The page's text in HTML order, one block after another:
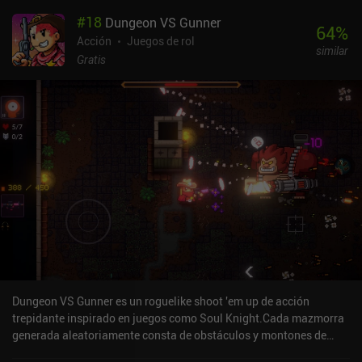
mayoría de los enemigos tienen ataques distintos que nos obligan
a estar alerta. No podemos limitarnos a pulsar el botón de ataque
y esperar lo mejor. Esto, unido a las animaciones de las
golpean, hace que el combate resulte estupendo. Cuando morimos,
volvemos a nuestro campamento, donde podemos subir de nivel a
nuestro personaje, equiparnos con nuevo equipo, desbloquear
nuevas habilidades y mejorar nuestras estadísticas. Toda esta
progresión es permanente, lo que nos permite llegar más lejos en
la siguiente partida. Endless Wander se monetiza mediante
anuncios incentivados para obtener recompensas extra, e iAPs
para dos clases de personaje adicionales, un pase de batalla,
moneda premium y un pack mensual que elimina los anuncios
pero no parecen necesarias en absoluto. Por desgracia, los dos
personajes adicionales son bastante caros, 6,99 $ cada uno.
#18 Dungeon VS Gunner
Acción
Juegos de rol
Gratis
64%
similar
Dungeon VS Gunner es un roguelike shoot 'em up de acción
trepidante inspirado en juegos como Soul Knight.Cada mazmorra
generada aleatoriamente consta de obstáculos y montones de